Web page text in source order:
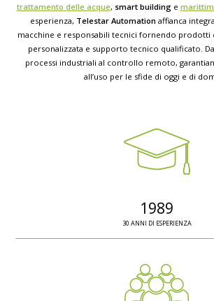
trattamento delle acque, smart buildinge
esperienza, Telestar Automation affianca
macchine e responsabili tecnici fornendo prodotti
personalizzata e supporto tecnico qualificato.
processi industriali al controllo remoto,
all’uso per le sfide di oggi e di
1989
30 ANNI DI ESPERIENZA